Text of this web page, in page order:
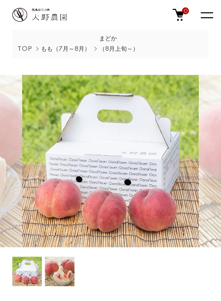
0
TOP もも（7月～8月）
まどか
（8月上旬～）